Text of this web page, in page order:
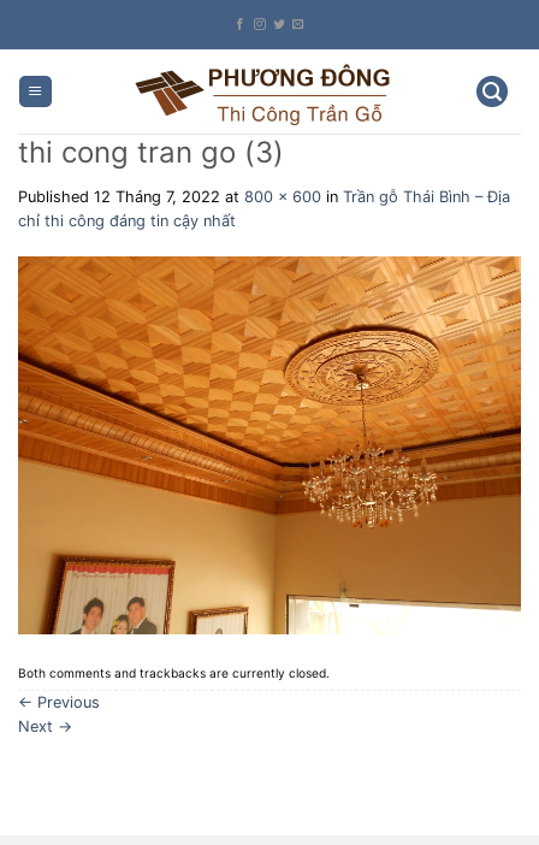
thi cong tran go (3)
Published 12 Tháng 7, 2022 at 800 × 600 in Trần gỗ Thái Bình – Địa
chỉ thi công đáng tin cậy nhất
Both comments and trackbacks are currently closed.
← Previous
Next →